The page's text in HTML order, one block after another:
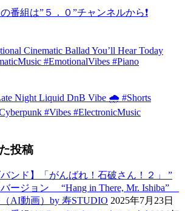
番組は”５．０”チャンネルから❗️
Cinematic Ballad You’ll Hear Today
#EmotionalVibes #Piano
Night Liquid DnB Vibe 🌧️ #Shorts
#Vibes #ElectronicMusic
投稿
バンド】「がんばれ！石破さん！２」 ”
ージョン “Hang in There, Mr. Ishiba”
AI動画）by 寿STUDIO 2025年7月23日